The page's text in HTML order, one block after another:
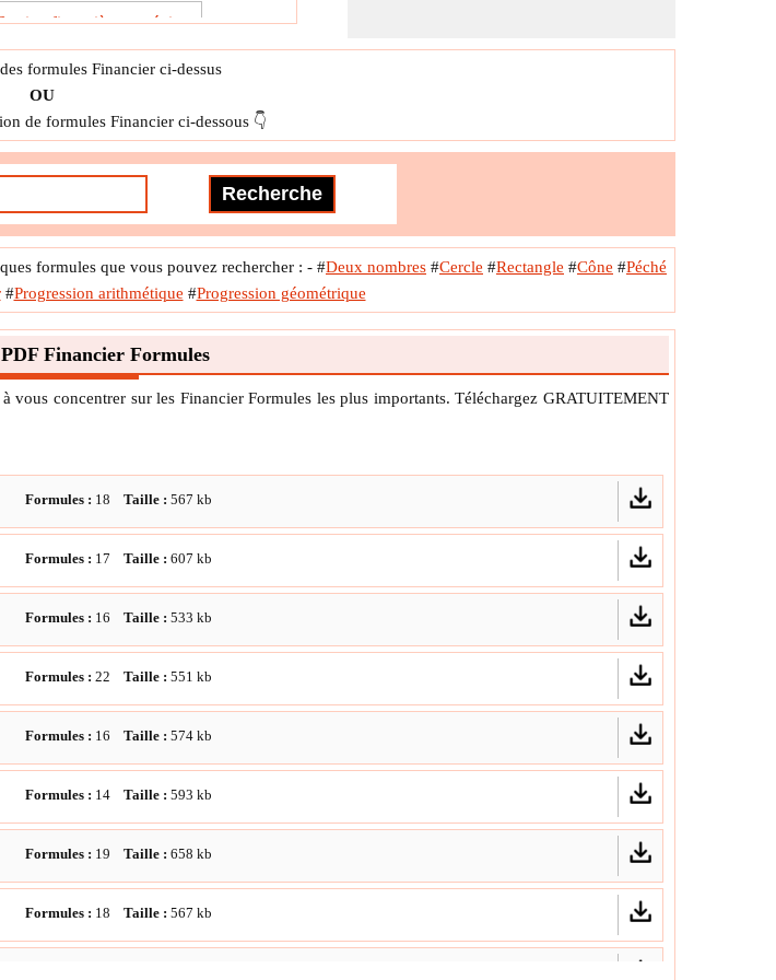
financière stratégique
internationale Loan
formules Financier ci-dessus
OU
de formules Financier ci-dessous 👇
formules que vous pouvez rechercher : - #Deux nombres #Cercle #Rectangle #Cône #Péché
#Progression arithmétique #Progression géométrique
Financier Formules
concentrer sur les Financier Formules les plus importants. Téléchargez GRATUITEMENT
Formules : 18 Taille : 567 kb
Formules : 17 Taille : 607 kb
Formules : 16 Taille : 533 kb
Formules : 22 Taille : 551 kb
Formules : 16 Taille : 574 kb
Formules : 14 Taille : 593 kb
Formules : 19 Taille : 658 kb
Formules : 18 Taille : 567 kb